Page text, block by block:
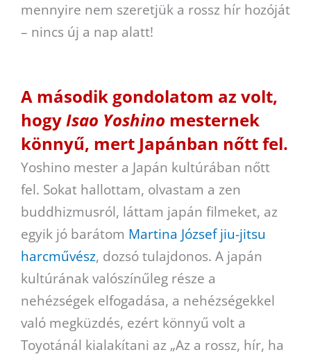
mennyire nem szeretjük a rossz hír hozóját
– nincs új a nap alatt!
A második gondolatom az volt,
hogyIsao Yoshino mesternek
könnyű, mert Japánban nőtt fel.
Yoshino mester a Japán kultúrában nőtt
fel. Sokat hallottam, olvastam a zen
buddhizmusról, láttam japán filmeket, az
egyik jó barátom Martina József jiu-jitsu
harcművész, dozsó tulajdonos. A japán
kultúrának valószínűleg része a
nehézségek elfogadása, a nehézségekkel
való megküzdés, ezért könnyű volt a
Toyotánál kialakítani az „Az a rossz, hír, ha